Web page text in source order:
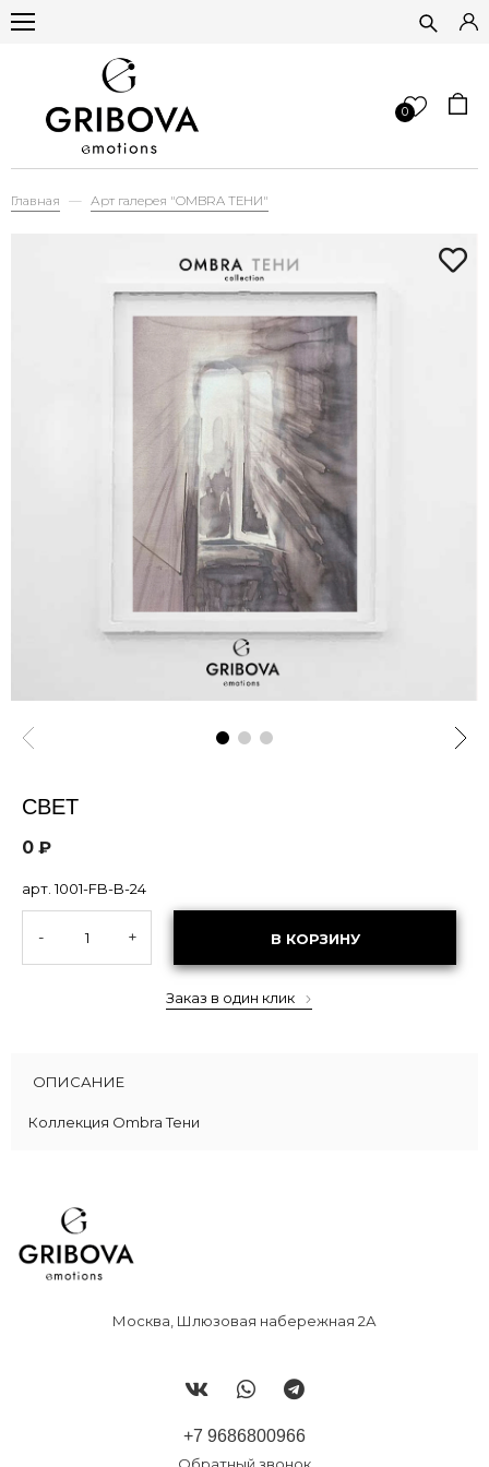
0
Главная Арт галерея "OMBRA ТЕНИ"
СВЕТ
0 ₽
арт. 1001-FB-B-24
- + В КОРЗИНУ
Заказ в один клик
ОПИСАНИЕ
Коллекция Ombra Тени
Москва, Шлюзовая набережная 2А
+7 9686800966